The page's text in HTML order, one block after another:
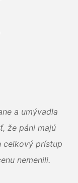
a umývadla
že páni majú
celkový prístup
nemenili.